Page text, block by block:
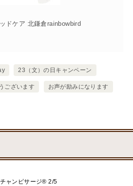
ドケア 北鎌倉rainbowbird
23（文）の日キャンペーン
ございます お声が励みになります
ャンピサージ® 2/5